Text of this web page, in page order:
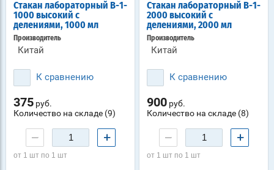
Стакан лабораторный В-1-
1000 высокий с
делениями, 1000 мл
Производитель
Китай
К сравнению
375 руб.
Количество на складе (9)
− +
от 1 шт по 1 шт
Стакан лабораторный В-1-
2000 высокий с
делениями, 2000 мл
Производитель
Китай
К сравнению
900 руб.
Количество на складе (8)
− +
от 1 шт по 1 шт